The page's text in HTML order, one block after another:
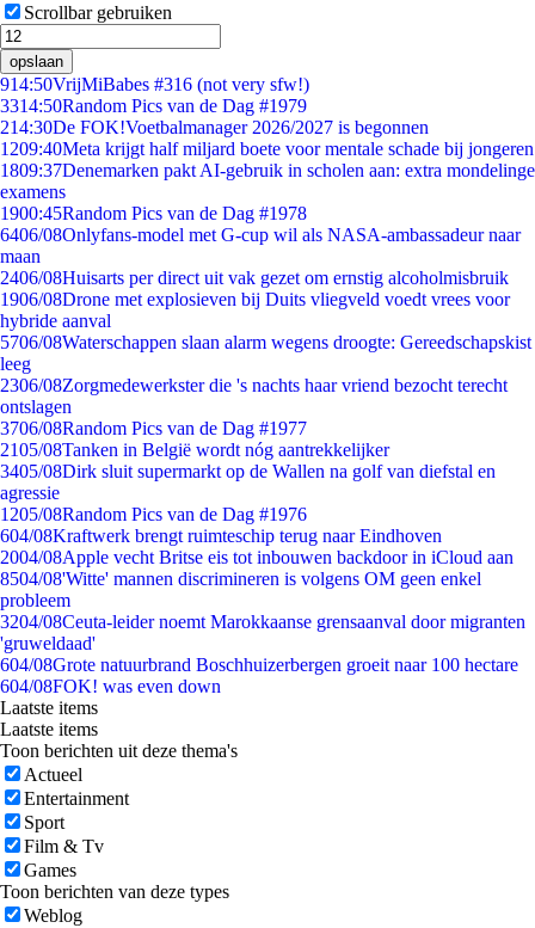
Scrollbar gebruiken
opslaan
914:50VrijMiBabes #316 (not very sfw!)
3314:50Random Pics van de Dag #1979
214:30De FOK!Voetbalmanager 2026/2027 is begonnen
1209:40Meta krijgt half miljard boete voor mentale schade bij jongeren
1809:37Denemarken pakt AI-gebruik in scholen aan: extra mondelinge
examens
1900:45Random Pics van de Dag #1978
6406/08Onlyfans-model met G-cup wil als NASA-ambassadeur naar
maan
2406/08Huisarts per direct uit vak gezet om ernstig alcoholmisbruik
1906/08Drone met explosieven bij Duits vliegveld voedt vrees voor
hybride aanval
5706/08Waterschappen slaan alarm wegens droogte: Gereedschapskist
leeg
2306/08Zorgmedewerkster die 's nachts haar vriend bezocht terecht
ontslagen
3706/08Random Pics van de Dag #1977
2105/08Tanken in België wordt nóg aantrekkelijker
3405/08Dirk sluit supermarkt op de Wallen na golf van diefstal en
agressie
1205/08Random Pics van de Dag #1976
604/08Kraftwerk brengt ruimteschip terug naar Eindhoven
2004/08Apple vecht Britse eis tot inbouwen backdoor in iCloud aan
8504/08'Witte' mannen discrimineren is volgens OM geen enkel
probleem
3204/08Ceuta-leider noemt Marokkaanse grensaanval door migranten
'gruweldaad'
604/08Grote natuurbrand Boschhuizerbergen groeit naar 100 hectare
604/08FOK! was even down
Laatste items
Laatste items
Toon berichten uit deze thema's
Actueel
Entertainment
Sport
Film & Tv
Games
Toon berichten van deze types
Weblog